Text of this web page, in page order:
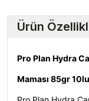
Ürün
Pro Plan Hydra
Maması 85gr